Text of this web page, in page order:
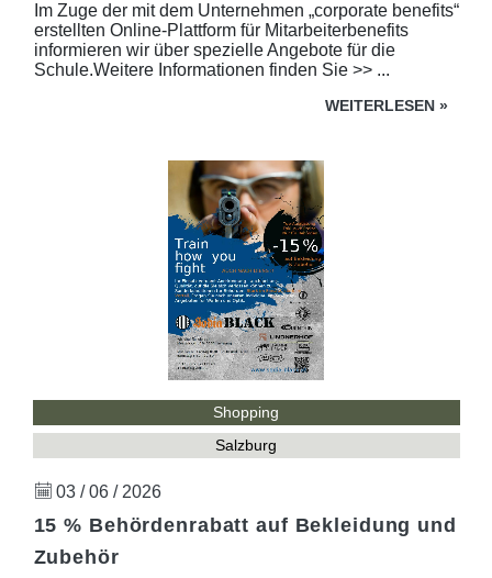
Im Zuge der mit dem Unternehmen „corporate benefits“
erstellten Online-Plattform für Mitarbeiterbenefits
informieren wir über spezielle Angebote für die
Schule.Weitere Informationen finden Sie >> ...
WEITERLESEN »
Shopping
Salzburg
03 / 06 / 2026
15 % Behördenrabatt auf Bekleidung und
Zubehör